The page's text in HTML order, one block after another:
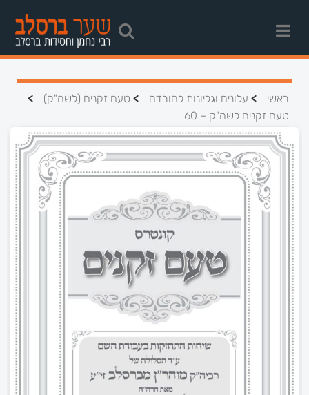
ראשי > עלונים וגליונות להורדה > טעם זקנים (לשה"ק) >
טעם זקנים לשה"ק – 60